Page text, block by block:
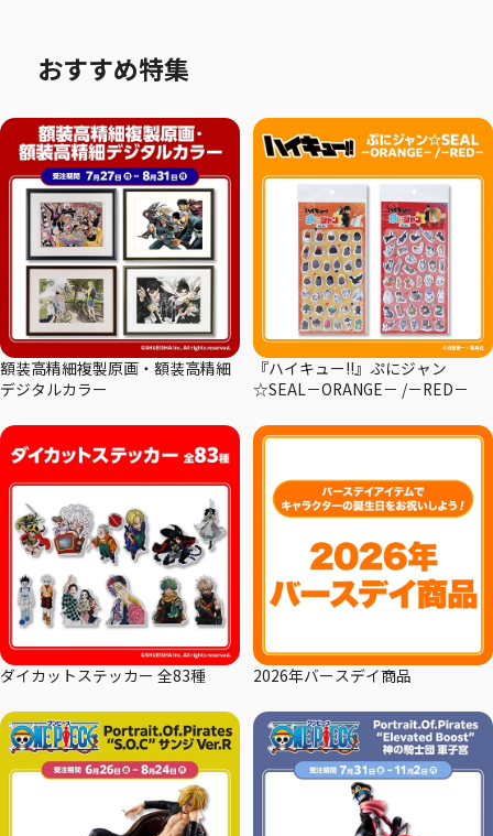
おすすめ特集
額装高精細複製原画・額装高精細
デジタルカラー
『ハイキュー!!』ぷにジャン
☆SEAL－ORANGE－ /－RED－
ダイカットステッカー 全83種 2026年バースデイ商品